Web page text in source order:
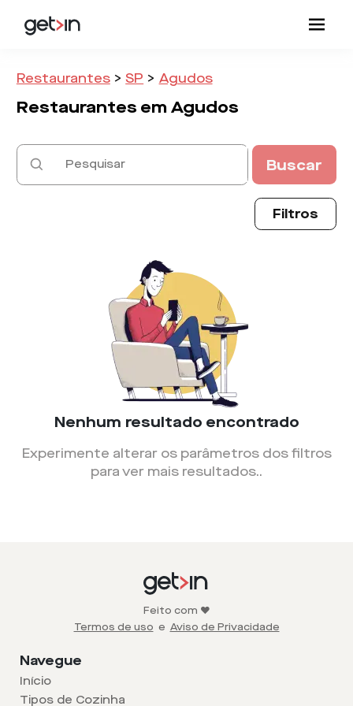
Restaurantes > SP > Agudos
Restaurantes emAgudos
Buscar
Filtros
Nenhum resultado encontrado
Experimente alterar os parâmetros dos filtros
para ver mais resultados..
Feito com ❤️
Termos de uso e Aviso de Privacidade
Navegue
Início
Tipos de Cozinha